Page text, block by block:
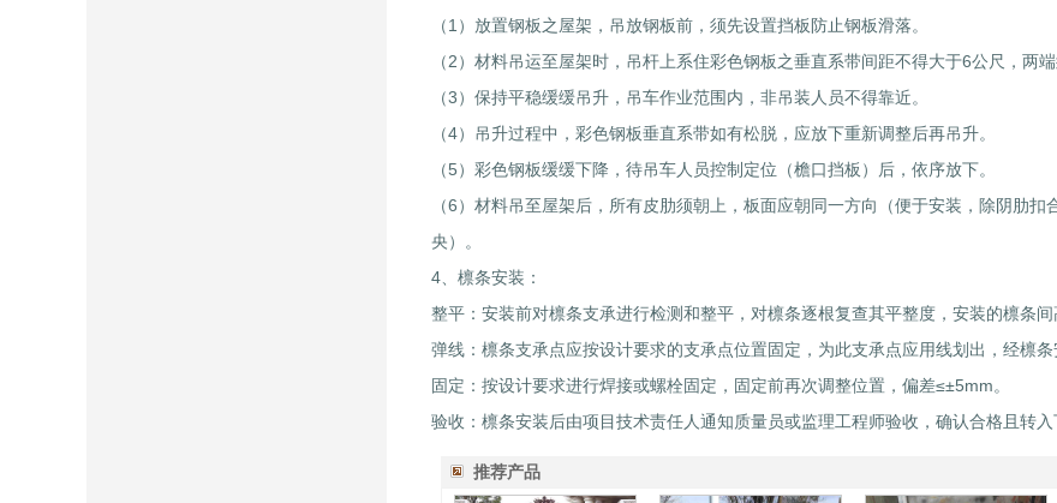
（1）放置钢板之屋架，吊放钢板前，须先设置挡板防止钢板滑落。
（2）材料吊运至屋架时，吊杆上系住彩色钢板之垂直系带间距不得大于6公尺，两
（3）保持平稳缓缓吊升，吊车作业范围内，非吊装人员不得靠近。
（4）吊升过程中，彩色钢板垂直系带如有松脱，应放下重新调整后再吊升。
（5）彩色钢板缓缓下降，待吊车人员控制定位（檐口挡板）后，依序放下。
（6）材料吊至屋架后，所有皮肋须朝上，板面应朝同一方向（便于安装，除阴肋
央）。
4、檩条安装：
整平：安装前对檩条支承进行检测和整平，对檩条逐根复查其平整度，安装的檩条间
弹线：檩条支承点应按设计要求的支承点位置固定，为此支承点应用线划出，经檩条
固定：按设计要求进行焊接或螺栓固定，固定前再次调整位置，偏差≤±5mm。
验收：檩条安装后由项目技术责任人通知质量员或监理工程师验收，确认合格且转入
推荐产品